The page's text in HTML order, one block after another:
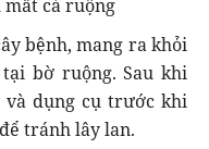
mất cả ruộng
bệnh, mang ra khỏi
bờ ruộng. Sau khi
và dụng cụ trước khi
tránh lây lan.